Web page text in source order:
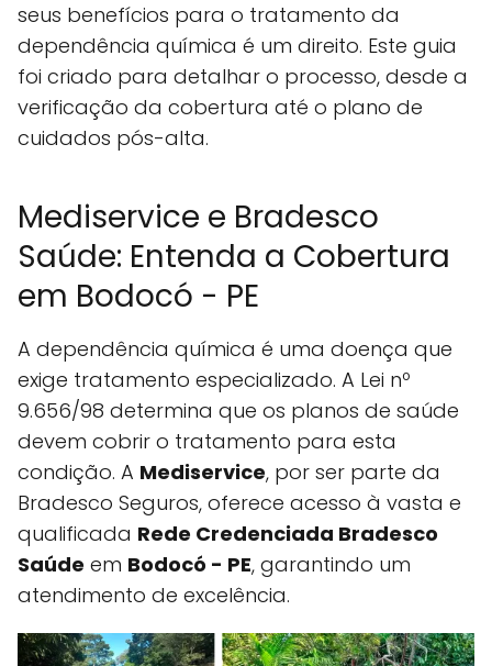
seus benefícios para o tratamento da
dependência química é um direito. Este guia
foi criado para detalhar o processo, desde a
verificação da cobertura até o plano de
cuidados pós-alta.
Mediservice e Bradesco
Saúde: Entenda a Cobertura
em Bodocó - PE
A dependência química é uma doença que
exige tratamento especializado. A Lei nº
9.656/98 determina que os planos de saúde
devem cobrir o tratamento para esta
condição. A Mediservice, por ser parte da
Bradesco Seguros, oferece acesso à vasta e
qualificada Rede Credenciada Bradesco
Saúde em Bodocó - PE, garantindo um
atendimento de excelência.